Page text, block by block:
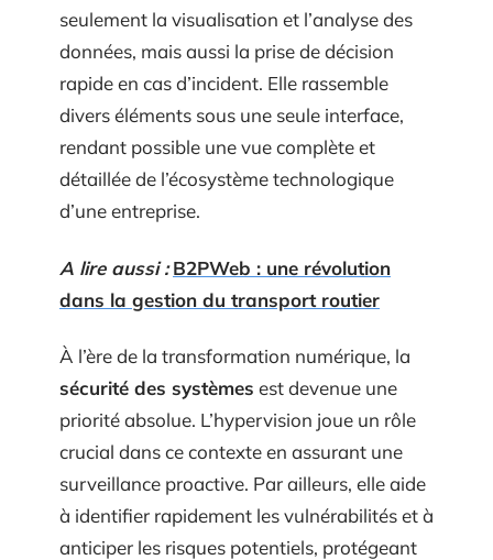
seulement la visualisation et l’analyse des
données, mais aussi la prise de décision
rapide en cas d’incident. Elle rassemble
divers éléments sous une seule interface,
rendant possible une vue complète et
détaillée de l’écosystème technologique
d’une entreprise.
A lire aussi : B2PWeb : une révolution
dans la gestion du transport routier
À l’ère de la transformation numérique, la
sécurité des systèmes est devenue une
priorité absolue. L’hypervision joue un rôle
crucial dans ce contexte en assurant une
surveillance proactive. Par ailleurs, elle aide
à identifier rapidement les vulnérabilités et à
anticiper les risques potentiels, protégeant